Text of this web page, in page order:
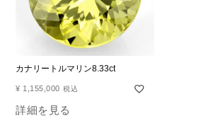
カナリートルマリン8.33ct
¥ 1,155,000 税込
詳細を見る